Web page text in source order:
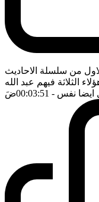
من سلسلة الاحاديث
الثلاثة فيهم عبد الله
ايضا نفس - 00:03:51 ضَ